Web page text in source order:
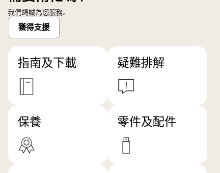
我們竭誠為您服務。
獲得支援
指南及下載 疑難排解
保養 零件及配件